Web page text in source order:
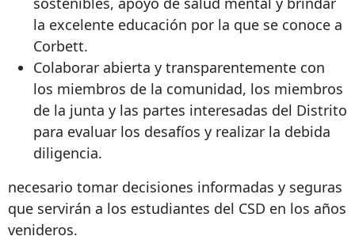
la excelente educación por la que se conoce a
Corbett.
Colaborar abierta y transparentemente con
los miembros de la comunidad, los miembros
de la junta y las partes interesadas del Distrito
para evaluar los desafíos y realizar la debida
diligencia.
necesario tomar decisiones informadas y seguras
que servirán a los estudiantes del CSD en los años
venideros.